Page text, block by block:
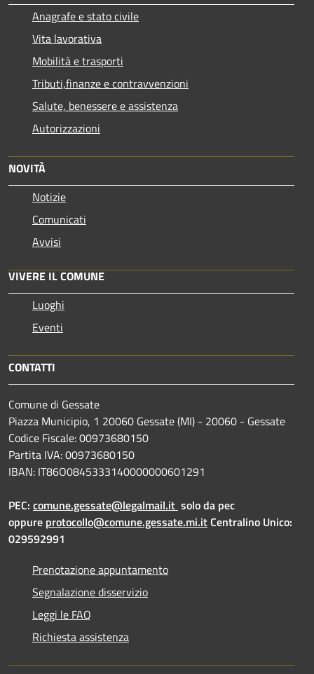
Anagrafe e stato civile
Vita lavorativa
Mobilità e trasporti
Tributi,finanze e contravvenzioni
Salute, benessere e assistenza
Autorizzazioni
NOVITÀ
Notizie
Comunicati
Avvisi
VIVERE IL COMUNE
Luoghi
Eventi
CONTATTI
Comune di Gessate
Piazza Municipio, 1 20060 Gessate (MI) - 20060 - Gessate
Codice Fiscale: 00973680150
Partita IVA: 00973680150
IBAN: IT86O0845333140000000601291
PEC: comune.gessate@legalmail.it solo da pec
oppure protocollo@comune.gessate.mi.itCentralino Unico:
029592991
Prenotazione appuntamento
Segnalazione disservizio
Leggi le FAQ
Richiesta assistenza